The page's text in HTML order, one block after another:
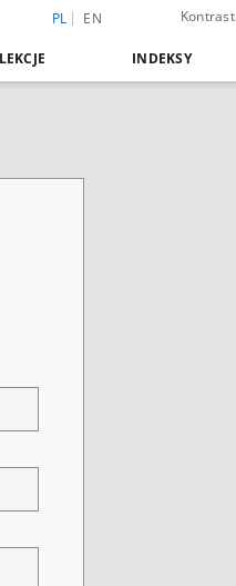
PL EN Kontrast
INDEKSY